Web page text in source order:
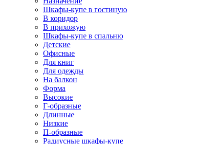
Шкафы-купе в гостиную
В коридор
В прихожую
Шкафы-купе в спальню
Детские
Офисные
Для книг
Для одежды
На балкон
Форма
Высокие
Г-образные
Длинные
Низкие
П-образные
Радиусные шкафы-купе